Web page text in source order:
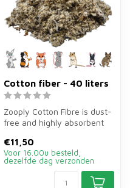
Cotton fiber - 40 liters
Zooply Cotton Fibre is dust-
free and highly absorbent
€11,50
Voor 16.00u besteld,
dezelfde dag verzonden